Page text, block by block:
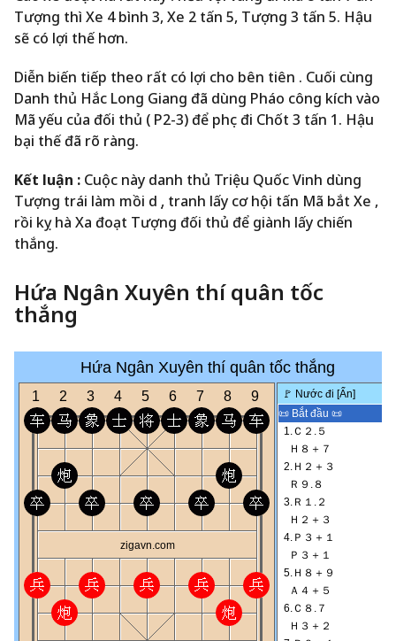
Tượng thì Xe 4 bình 3, Xe 2 tấn 5, Tượng 3 tấn 5. Hậu
sẽ có lợi thế hơn.
Diễn biến tiếp theo rất có lợi cho bên tiên . Cuối cùng
Danh thủ Hắc Long Giang đã dùng Pháo công kích vào
Mã yếu của đối thủ ( P2-3) để phục đi Chốt 3 tấn 1. Hậu
bại thế đã rõ ràng.
Kết luận : Cuộc này danh thủ Triệu Quốc Vinh dùng
Tượng trái làm mồi dụ , tranh lấy cơ hội tấn Mã bắt Xe ,
rồi kỵ hà Xa đoạt Tượng đối thủ để giành lấy chiến
thắng.
Hứa Ngân Xuyên thí quân tốc
thắng